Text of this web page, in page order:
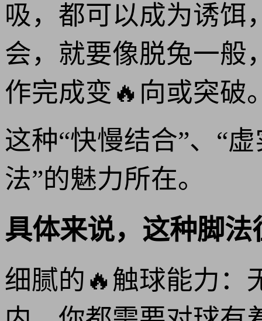
吸，都可以成为诱饵
会，就要像脱兔一般
作完成变🔥向或突破
这种“快慢结合”、“
法”的魅力所在。
具体来说，这种脚
细腻的🔥触球能力：